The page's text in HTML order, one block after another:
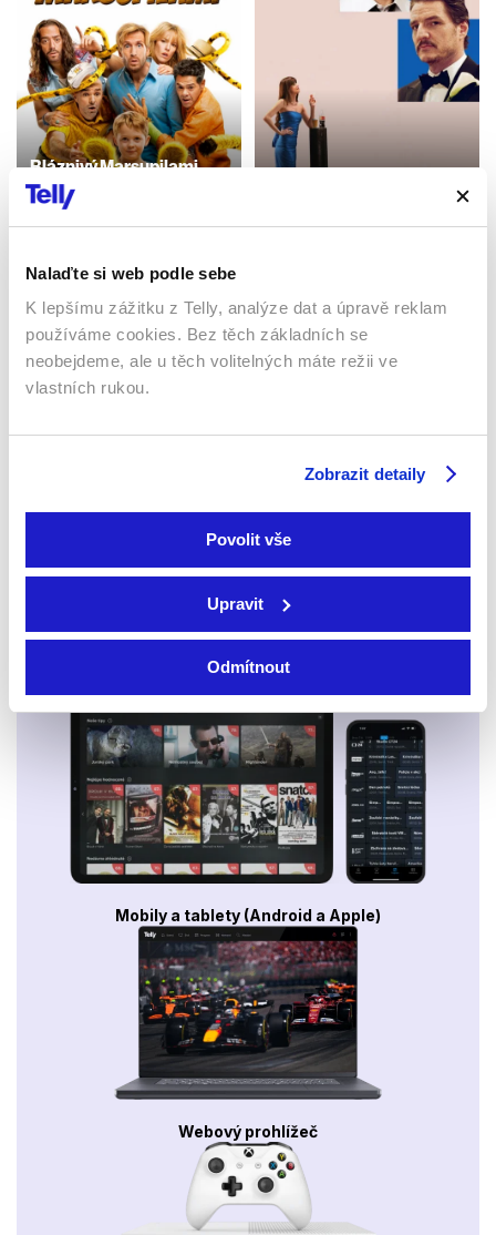
Nalaďte si web podle sebe
K lepšímu zážitku z Telly, analýze dat a úpravě reklam
používáme cookies. Bez těch základních se
neobejdeme, ale u těch volitelných máte režii ve
vlastních rukou.
Zobrazit detaily
Povolit vše
Upravit
Odmítnout
Bláznivý Marsupilami
2025 | 10 min
Filmy / Dobrodružné /
Komedie
Filmy / Komedie / Drama
Sledujte kdekoliv až na 6 zařízeních
Sledovat internetovou televizi jde odkudkoliv
Mobily a tablety (Android a Apple)
Webový prohlížeč